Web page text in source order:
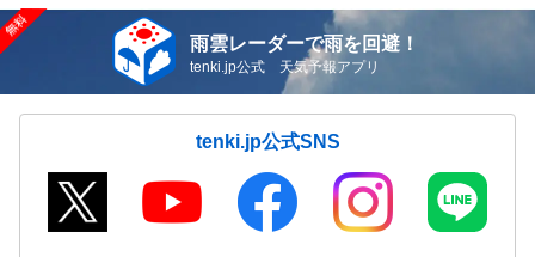
雨雲レーダーで雨を回避！
tenki.jp公式 天気予報アプリ
tenki.jp公式SNS